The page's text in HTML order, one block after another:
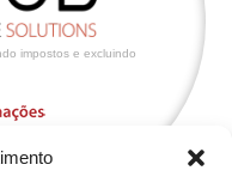
impostos e excluindo